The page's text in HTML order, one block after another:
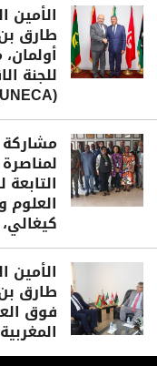
الأمين
طارق
للجنة
(UNECA)
مشاركة
كيغالي، روندا،
الأمين
طارق
فوق
المغربية